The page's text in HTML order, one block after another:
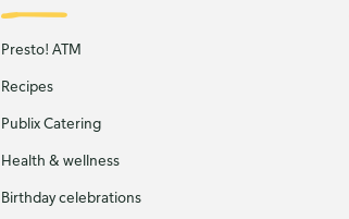
Presto! ATM
Recipes
Publix Catering
Health & wellness
Birthday celebrations